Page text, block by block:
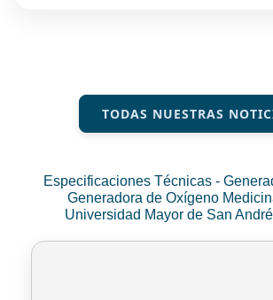
TODAS NUESTRAS
Especificaciones Técnicas -
Generadora de Oxígeno
Universidad Mayor de San